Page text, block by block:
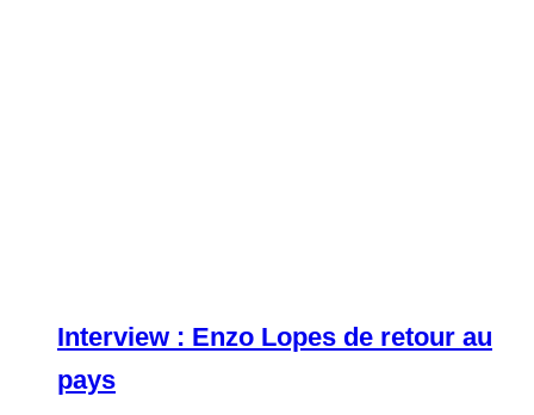
Interview : Enzo Lopes de retour au
pays